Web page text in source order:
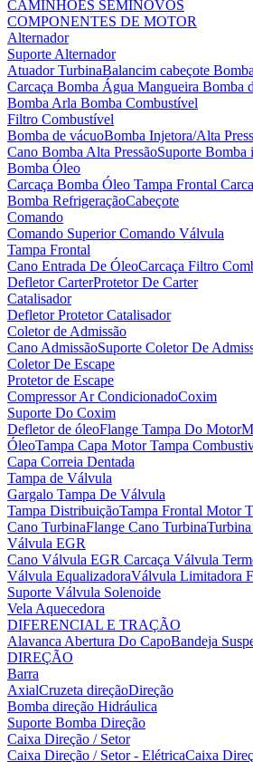
CAMINHÕES SEMINOVOS
COMPONENTES DE MOTOR
Alternador
Suporte Alternador
Atuador TurbinaBalancim cabeçote
Carcaça Bomba Água Mangueira Bomba
Bomba Arla Bomba Combustível
Filtro Combustível
Bomba de vácuoBomba Injetora/Alta
Cano Bomba Alta PressãoSuporte Bomba
Bomba Óleo
Carcaça Bomba Óleo Tampa Frontal
Bomba RefrigeraçãoCabeçote
Comando
Comando SuperiorComando Válvula
Tampa Frontal
Cano Entrada De ÓleoCarcaça Filtro
Defletor CarterProtetor De Carter
Catalisador
Defletor Protetor Catalisador
Coletor de Admissão
Cano AdmissãoSuporte Coletor De
Coletor De Escape
Protetor de Escape
Compressor Ar CondicionadoCoxim
Suporte Do Coxim
Defletor de óleoFlange Tampa Do Motor
ÓleoTampa Capa MotorTampa
Capa Correia Dentada
Tampa de Válvula
Gargalo Tampa De Válvula
Tampa DistribuiçãoTampa Frontal Motor
Cano TurbinaFlange Cano Turbina
Válvula EGR
Cano Válvula EGR Carcaça Válvula
Válvula EqualizadoraVálvula Limitadora
Suporte Válvula Solenoide
Vela Aquecedora
DIFERENCIAL E TRAÇÃO
Alavanca Abertura Do CapoBandeja
DIREÇÃO
Barra
AxialCruzeta direçãoDireção
Bomba direção Hidráulica
Suporte Bomba Direção
Caixa Direção / Setor
Caixa Direção / Setor - ElétricaCaixa